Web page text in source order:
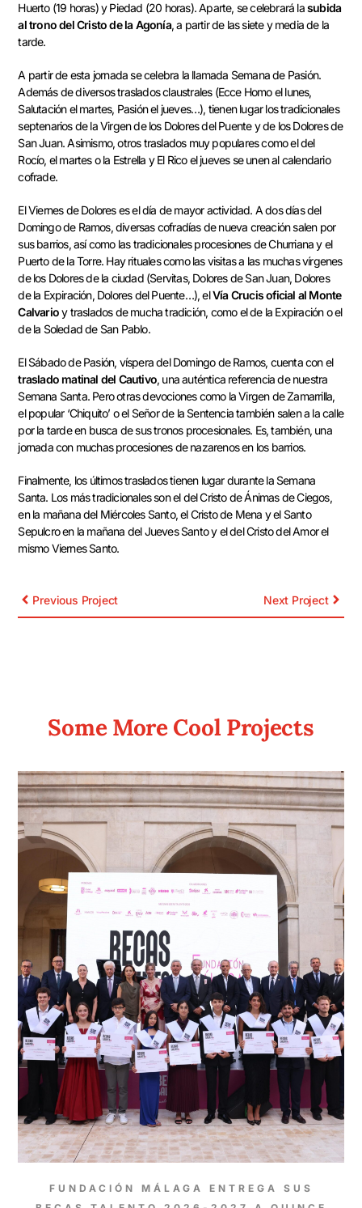
Huerto (19 horas) y Piedad (20 horas). Aparte, se celebrará lasubida
al trono del Cristo de la Agonía, a partir de las siete y media de la
tarde.
A partir de esta jornada se celebra la llamada Semana de Pasión.
Además de diversos traslados claustrales (Ecce Homo el lunes,
Salutación el martes, Pasión el jueves…), tienen lugar los tradicionales
septenarios de la Virgen de los Dolores del Puente y de los Dolores de
San Juan. Asimismo, otros traslados muy populares como el del
Rocío, el martes o la Estrella y El Rico el jueves se unen al calendario
cofrade.
El Viernes de Dolores es el día de mayor actividad. A dos días del
Domingo de Ramos, diversas cofradías de nueva creación salen por
sus barrios, así como las tradicionales procesiones de Churriana y el
Puerto de la Torre. Hay rituales como las visitas a las muchas vírgenes
de los Dolores de la ciudad (Servitas, Dolores de San Juan, Dolores
de la Expiración, Dolores del Puente…), elVía Crucis oficial al Monte
Calvarioy traslados de mucha tradición, como el de la Expiración o el
de la Soledad de San Pablo.
El Sábado de Pasión, víspera del Domingo de Ramos, cuenta con el
traslado matinal del Cautivo, una auténtica referencia de nuestra
Semana Santa. Pero otras devociones como la Virgen de Zamarrilla,
el popular ‘Chiquito’ o el Señor de la Sentencia también salen a la calle
por la tarde en busca de sus tronos procesionales. Es, también, una
jornada con muchas procesiones de nazarenos en los barrios.
Finalmente, los últimos traslados tienen lugar durante la Semana
Santa. Los más tradicionales son el del Cristo de Ánimas de Ciegos,
en la mañana del Miércoles Santo, el Cristo de Mena y el Santo
Sepulcro en la mañana del Jueves Santo y el del Cristo del Amor el
mismo Viernes Santo.
Previous Project Next Project
Some More Cool Projects
FUNDACIÓN MÁLAGA ENTREGA SUS